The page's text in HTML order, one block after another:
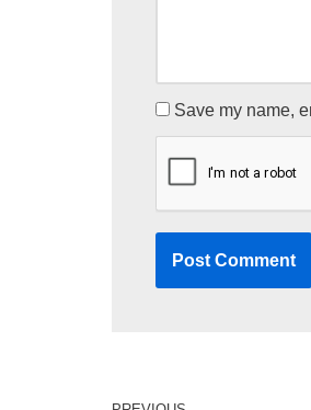
Save my name,